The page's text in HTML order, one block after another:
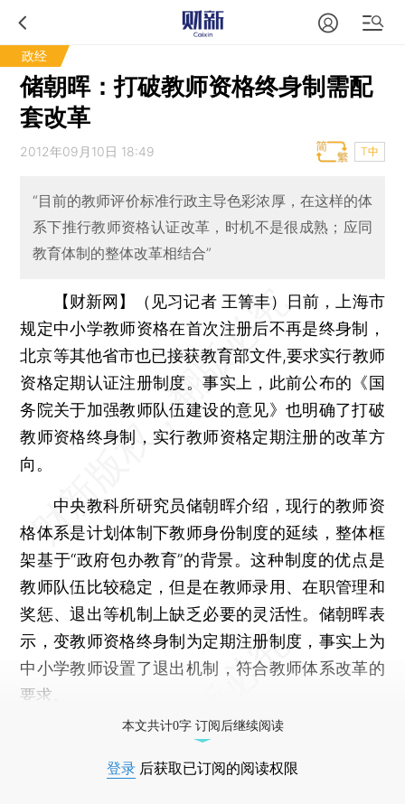
政经
储朝晖：打破教师资格终身制需配
套改革
2012年09月10日 18:49 T中
“目前的教师评价标准行政主导色彩浓厚，在这样的体
系下推行教师资格认证改革，时机不是很成熟；应同
教育体制的整体改革相结合”
【财新网】（见习记者 王箐丰）
日前，上海市
规定中小学教师资格在首次注册后不再是终身制，
北京等其他省市也已接获教育部文件,要求实行教师
资格定期认证注册制度。事实上，此前公布的《国
务院关于加强教师队伍建设的意见》也明确了打破
教师资格终身制，实行教师资格定期注册的改革方
向。
中央教科所研究员储朝晖介绍，现行的教师资
格体系是计划体制下教师身份制度的延续，整体框
架基于“政府包办教育”的背景。这种制度的优点是
教师队伍比较稳定，但是在教师录用、在职管理和
奖惩、退出等机制上缺乏必要的灵活性。储朝晖表
示，变教师资格终身制为定期注册制度，事实上为
中小学教师设置了退出机制，符合教师体系改革的
要求。
本文共计0字 订阅后继续阅读
登录 后获取已订阅的阅读权限